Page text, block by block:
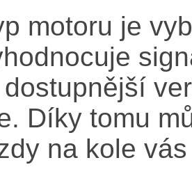
motoru je
Díky tomu
na kole